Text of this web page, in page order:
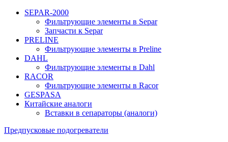
SEPAR-2000
Фильтрующие элементы в Separ
Запчасти к Separ
PRELINE
Фильтрующие элементы в Preline
DAHL
Фильтрующие элементы в Dahl
RACOR
Фильтрующие элементы в Racor
GESPASA
Китайские аналоги
Вставки в сепараторы (аналоги)
Предпусковые подогреватели